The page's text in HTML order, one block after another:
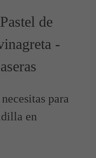
de
-
para
en